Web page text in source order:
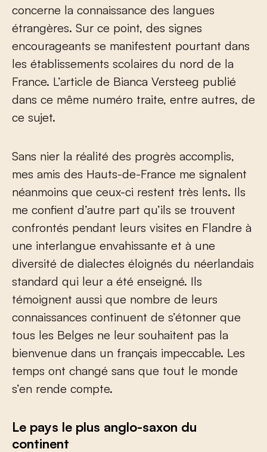
concerne la connaissance des langues
étrangères. Sur ce point, des signes
encourageants se manifestent pourtant dans
les établissements scolaires du nord de la
France. L’article de Bianca Versteeg publié
dans ce même numéro traite, entre autres, de
ce sujet.
Sans nier la réalité des progrès accomplis,
mes amis des Hauts-de-France me signalent
néanmoins que ceux-ci restent très lents. Ils
me confient d’autre part qu’ils se trouvent
confrontés pendant leurs visites en Flandre à
une interlangue envahissante et à une
diversité de dialectes éloignés du néerlandais
standard qui leur a été enseigné. Ils
témoignent aussi que nombre de leurs
connaissances continuent de s’étonner que
tous les Belges ne leur souhaitent pas la
bienvenue dans un français impeccable. Les
temps ont changé sans que tout le monde
s’en rende compte.
Le pays le plus anglo-saxon du
continent